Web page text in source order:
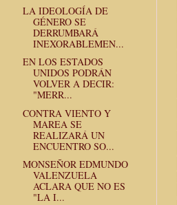
LA IDEOLOGÍA DE
GÉNERO SE
DERRUMBARÁ
INEXORABLEMEN...
EN LOS ESTADOS
UNIDOS PODRÁN
VOLVER A DECIR:
"MERR...
CONTRA VIENTO Y
MAREA SE
REALIZARÁ UN
ENCUENTRO SO...
MONSEÑOR EDMUNDO
VALENZUELA
ACLARA QUE NO ES
"LA I...